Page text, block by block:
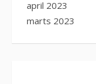
april 2023
marts 2023